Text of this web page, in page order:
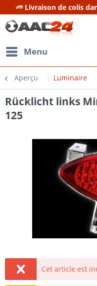
Livraison de colis
Menu
Aperçu Luminaire
Rücklicht links
125
Cet article est